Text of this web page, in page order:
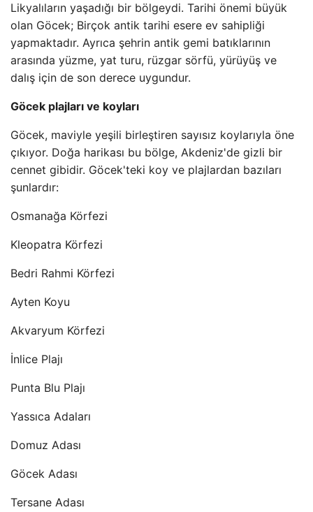
Likyalıların yaşadığı bir bölgeydi. Tarihi önemi büyük
olan Göcek; Birçok antik tarihi esere ev sahipliği
yapmaktadır. Ayrıca şehrin antik gemi batıklarının
arasında yüzme, yat turu, rüzgar sörfü, yürüyüş ve
dalış için de son derece uygundur.
Göcek plajları ve koyları
Göcek, maviyle yeşili birleştiren sayısız koylarıyla öne
çıkıyor. Doğa harikası bu bölge, Akdeniz'de gizli bir
cennet gibidir. Göcek'teki koy ve plajlardan bazıları
şunlardır:
Osmanağa Körfezi
Kleopatra Körfezi
Bedri Rahmi Körfezi
Ayten Koyu
Akvaryum Körfezi
İnlice Plajı
Punta Blu Plajı
Yassıca Adaları
Domuz Adası
Göcek Adası
Tersane Adası